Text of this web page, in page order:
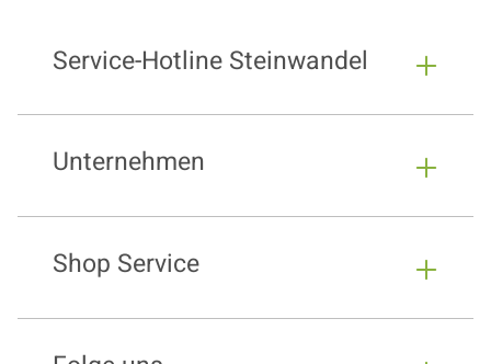
Service-Hotline Steinwandel
Unternehmen
Shop Service